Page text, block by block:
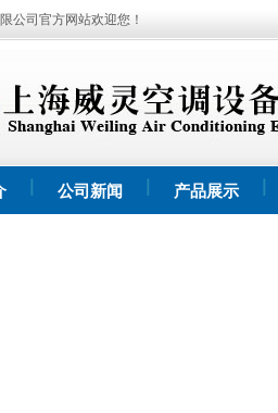
公司官方网站欢迎您！
公司新闻 产品展示